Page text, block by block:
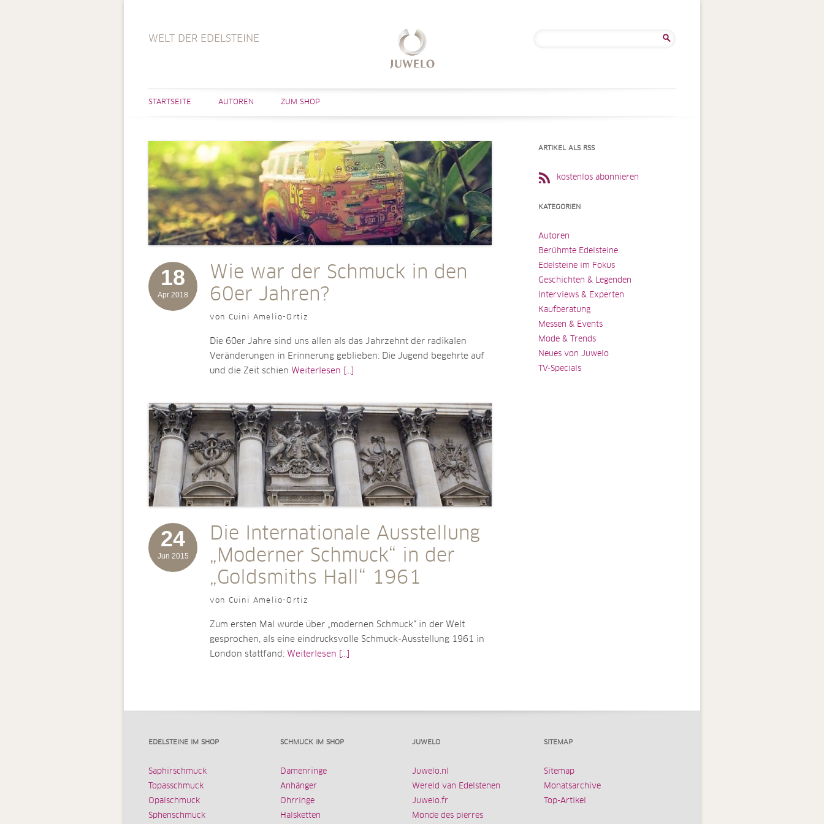
WELT DER EDELSTEINE
STARTSEITE AUTOREN ZUM SHOP
18
Apr 2018
Wie war der Schmuck in den
60er Jahren?
von Cuini Amelio-Ortiz
Die 60er Jahre sind uns allen als das Jahrzehnt der radikalen
Veränderungen in Erinnerung geblieben: Die Jugend begehrte auf
und die Zeit schien Weiterlesen [...]
24
Jun 2015
Die Internationale Ausstellung
„Moderner Schmuck“ in der
„Goldsmiths Hall“ 1961
von Cuini Amelio-Ortiz
Zum ersten Mal wurde über „modernen Schmuck“ in der Welt
gesprochen, als eine eindrucksvolle Schmuck-Ausstellung 1961 in
London stattfand: Weiterlesen [...]
ARTIKEL ALS RSS
kostenlos abonnieren
KATEGORIEN
Autoren
Berühmte Edelsteine
Edelsteine im Fokus
Geschichten & Legenden
Interviews & Experten
Kaufberatung
Messen & Events
Mode & Trends
Neues von Juwelo
TV-Specials
EDELSTEINE IM SHOP
Saphirschmuck
Topasschmuck
Opalschmuck
Sphenschmuck
SCHMUCK IM SHOP
Damenringe
Anhänger
Ohrringe
Halsketten
JUWELO
Juwelo.nl
Wereld van Edelstenen
Juwelo.fr
Monde des pierres
SITEMAP
Sitemap
Monatsarchive
Top-Artikel